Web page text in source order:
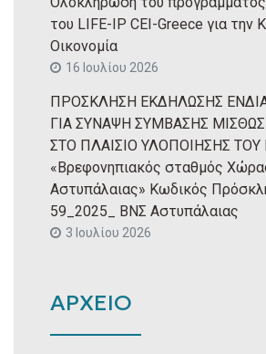
του LIFE-IP CEI-Greece για την
Οικονομία
16 Ιουλίου 2026
ΠΡΟΣΚΛΗΣΗ ΕΚΔΗΛΩΣΗΣ
ΓΙΑ ΣΥΝΑΨΗ ΣΥΜΒΑΣΗΣ
ΣΤΟ ΠΛΑΙΣΙΟ ΥΛΟΠΟΙΗΣΗΣ ΤΟΥ
«Βρεφονηπιακός σταθμός
Αστυπάλαιας» Κωδικός
59_2025_ ΒΝΣ Αστυπάλαιας
3 Ιουλίου 2026
ΑΡΧΕΙΟ